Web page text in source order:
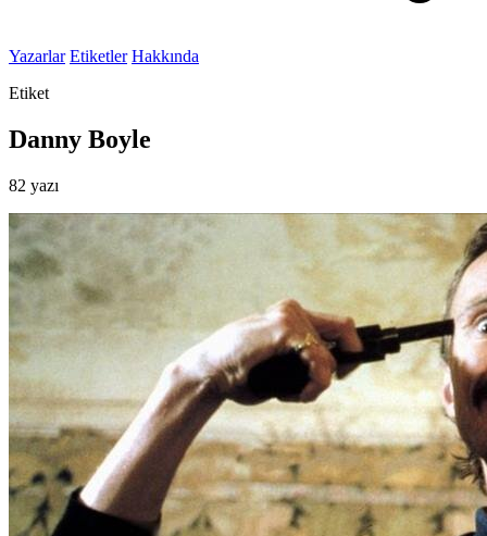
Yazarlar Etiketler Hakkında
Etiket
Danny Boyle
82 yazı